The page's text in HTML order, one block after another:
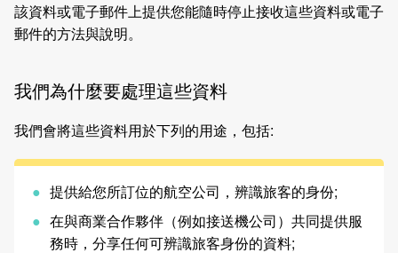
該資料或電子郵件上提供您能隨時停止接收這些資料或電子
郵件的方法與說明。
我們為什麼要處理這些資料
我們會將這些資料用於下列的用途，包括:
提供給您所訂位的航空公司，辨識旅客的身份;
在與商業合作夥伴（例如接送機公司）共同提供服
務時，分享任何可辨識旅客身份的資料;